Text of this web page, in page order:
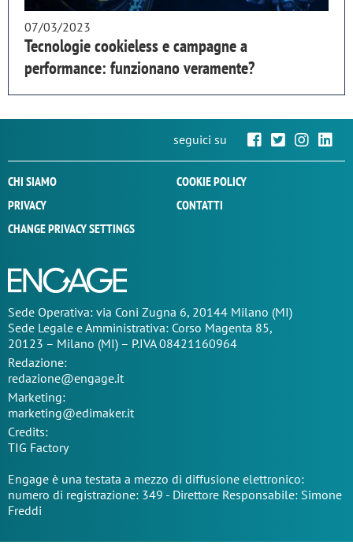
07/03/2023
Tecnologie cookieless e campagne a
performance: funzionano veramente?
seguici su
CHI SIAMO
COOKIE POLICY
PRIVACY
CONTATTI
CHANGE PRIVACY SETTINGS
Sede Operativa: via Coni Zugna 6, 20144 Milano (MI)
Sede Legale e Amministrativa: Corso Magenta 85,
20123 – Milano (MI) – P.IVA 08421160964
Redazione:
redazione@engage.it
Marketing:
marketing@edimaker.it
Credits:
TIG Factory
Engage è una testata a mezzo di diffusione elettronico:
numero di registrazione: 349 - Direttore Responsabile: Simone
Freddi